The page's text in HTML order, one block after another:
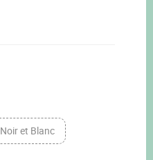
Noir et Blanc